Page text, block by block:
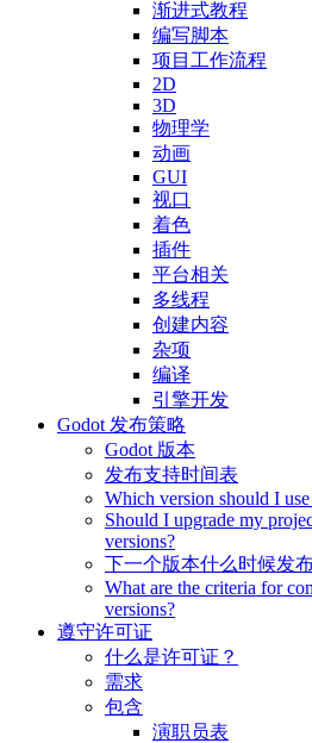
渐进式教程
编写脚本
项目工作流程
2D
3D
物理学
动画
GUI
视口
着色
插件
平台相关
多线程
创建内容
杂项
编译
引擎开发
Godot 发布策略
Godot 版本
发布支持时间表
Which version should I
Should I upgrade my
versions?
下一个版本什么时候发
What are the criteria for
versions?
遵守许可证
什么是许可证？
需求
包含
演职员表